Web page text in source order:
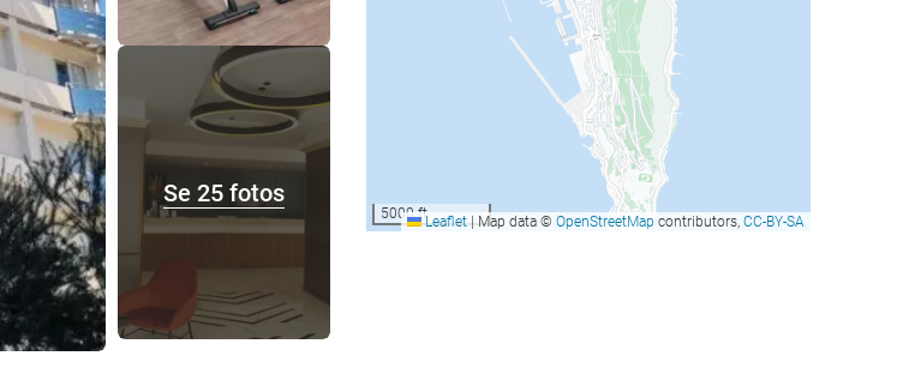
Se 25 fotos
5000 ftLeaflet |Map data © OpenStreetMap contributors, CC-BY-SA